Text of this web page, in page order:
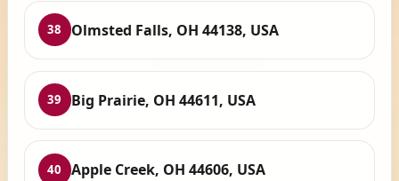
38 Olmsted Falls, OH 44138, USA
39 Big Prairie, OH 44611, USA
40 Apple Creek, OH 44606, USA